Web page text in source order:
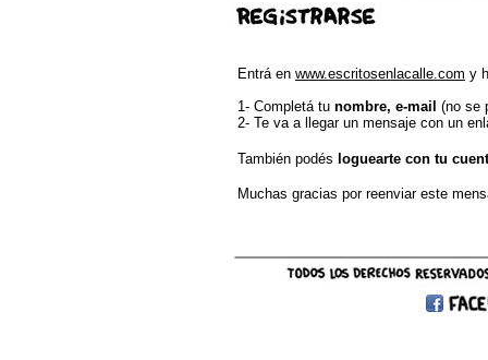
Entrá en www.escritosenlacalle.com y
1- Completá tu nombre, e-mail (no se
2- Te va a llegar un mensaje con un
También podés loguearte con tu
Muchas gracias por reenviar este